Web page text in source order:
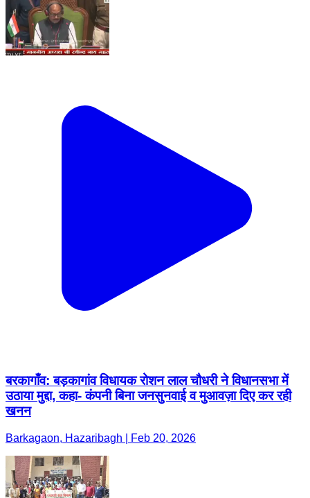
बरकागाँव: बड़कागांव विधायक रोशन लाल चौधरी ने विधानसभा में
उठाया मुद्दा, कहा- कंपनी बिना जनसुनवाई व मुआवज़ा दिए कर रही
खनन
Barkagaon, Hazaribagh | Feb 20, 2026